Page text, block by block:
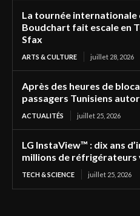
La tournée internationale
Boudchart fait escale en
Sfax
ARTS & CULTURE juillet 28, 2026
Après des heures de
passagers Tunisiens
ACTUALITÉS juillet 25, 2026
LG InstaView™ : dix ans
millions de réfrigérateurs
TECH & SCIENCE juillet 25, 2026